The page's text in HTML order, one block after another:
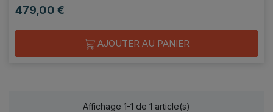
Prix
479,00 €
AJOUTER AU PANIER
Affichage 1-1 de 1 article(s)